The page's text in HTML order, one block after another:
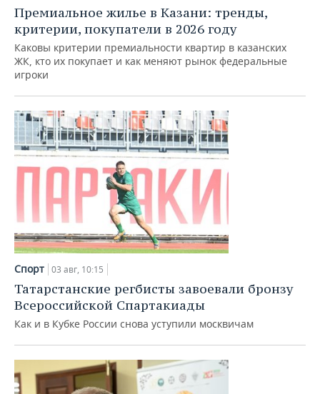
Премиальное жилье в Казани: тренды,
критерии, покупатели в 2026 году
Каковы критерии премиальности квартир в казанских
ЖК, кто их покупает и как меняют рынок федеральные
игроки
Спорт 03 авг, 10:15
Татарстанские регбисты завоевали бронзу
Всероссийской Спартакиады
Как и в Кубке России снова уступили москвичам